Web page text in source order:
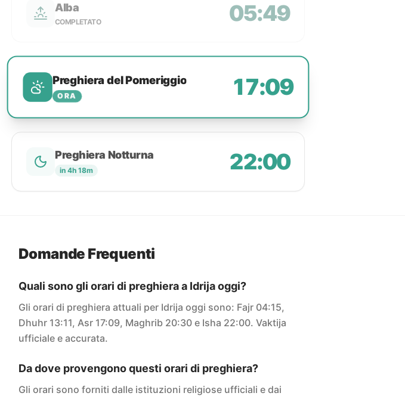
Alba
COMPLETATO 05:49
Preghiera del Pomeriggio
ORA 17:09
Preghiera Notturna
in 4h 18m 22:00
Domande Frequenti
Quali sono gli orari di preghiera a Idrija oggi?
Gli orari di preghiera attuali per Idrija oggi sono: Fajr 04:15,
Dhuhr 13:11, Asr 17:09, Maghrib 20:30 e Isha 22:00. Vaktija
ufficiale e accurata.
Da dove provengono questi orari di preghiera?
Gli orari sono forniti dalle istituzioni religiose ufficiali e dai